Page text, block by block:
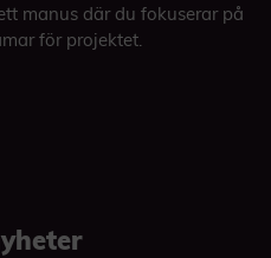
manus där du fokuserar på
för projektet.